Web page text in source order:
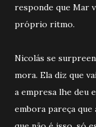
responde que Mar
próprio ritmo.
Nicolás se
mora. Ela diz que
a empresa lhe deu
embora pareça que